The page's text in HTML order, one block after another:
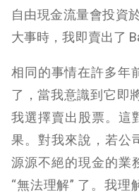
自由現金流量會投資
大事時，我即賣出了
相同的事情在許多年
了，當我意識到它即
我選擇賣出股票。這
果。對我來說，若公
源源不絕的現金的業
“無法理解” 了。我理